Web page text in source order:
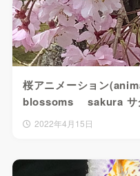
桜アニメーション
blossoms sakura サ
2022年4月15日